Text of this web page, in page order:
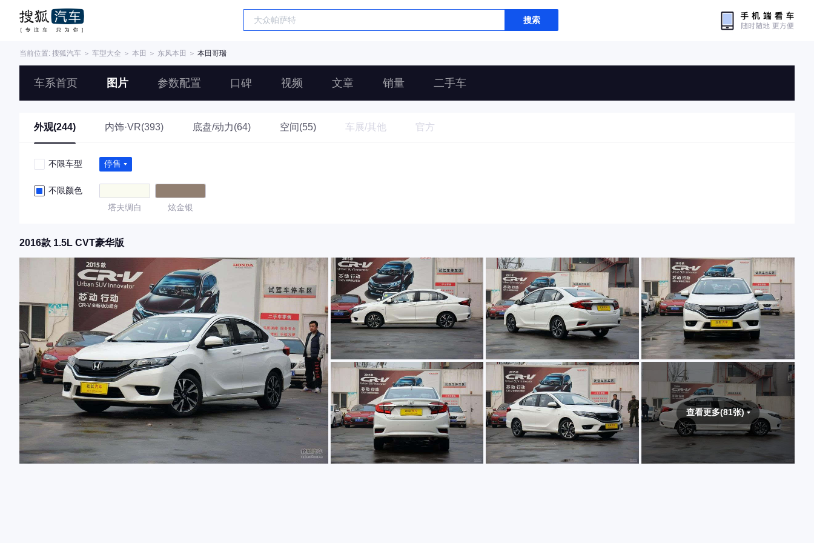
搜索
当前位置: 搜狐汽车 ＞ 车型大全 ＞ 本田 ＞ 东风本田 ＞ 本田哥瑞
车系首页 图片 参数配置 口碑 视频 文章 销量 二手车
外观(244) 内饰·VR(393) 底盘/动力(64) 空间(55) 车展/其他 官方
不限车型 停售
不限颜色
塔夫绸白
炫金银
2016款 1.5L CVT豪华版
查看更多(81张)